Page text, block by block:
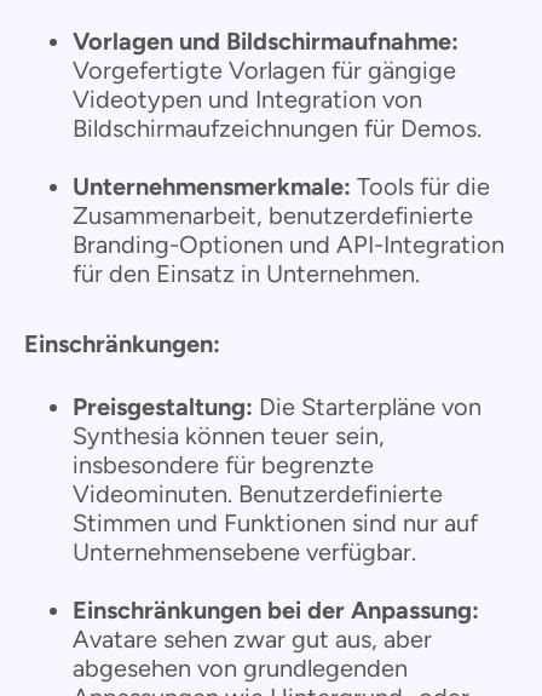
Vorlagen und Bildschirmaufnahme:
Vorgefertigte Vorlagen für gängige
Videotypen und Integration von
Bildschirmaufzeichnungen für Demos.
Unternehmensmerkmale: Tools für die
Zusammenarbeit, benutzerdefinierte
Branding-Optionen und API-Integration
für den Einsatz in Unternehmen.
Einschränkungen:
Preisgestaltung: Die Starterpläne von
Synthesia können teuer sein,
insbesondere für begrenzte
Videominuten. Benutzerdefinierte
Stimmen und Funktionen sind nur auf
Unternehmensebene verfügbar.
Einschränkungen bei der Anpassung:
Avatare sehen zwar gut aus, aber
abgesehen von grundlegenden